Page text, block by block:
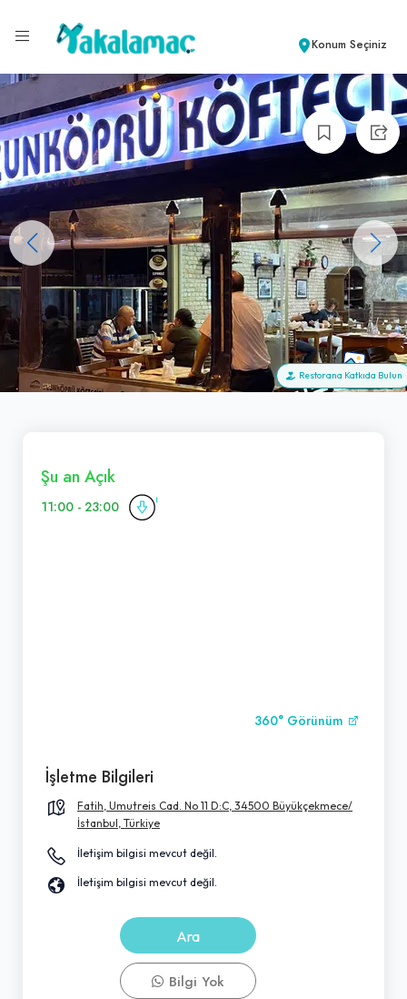
Konum Seçiniz
+3
Restorana Katkıda Bulun
Şu an Açık
11:00 - 23:00
360° Görünüm
İşletme Bilgileri
Fatih, Umutreis Cad. No 11 D:C, 34500 Büyükçekmece/
İstanbul, Türkiye
İletişim bilgisi mevcut değil.
İletişim bilgisi mevcut değil.
Ara
Bilgi Yok